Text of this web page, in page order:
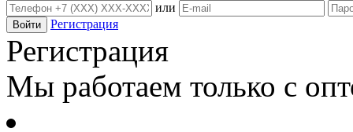
или
Регистрация
Регистрация
Мы работаем только с